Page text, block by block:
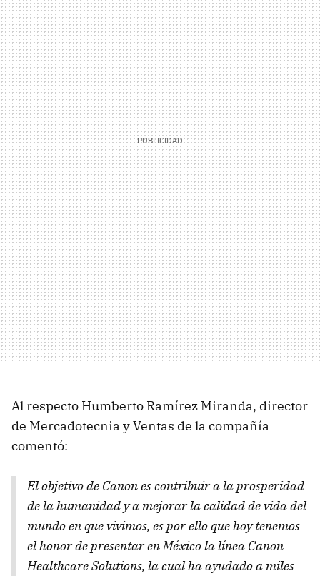
Al respecto Humberto Ramírez Miranda, director
de Mercadotecnia y Ventas de la compañía
comentó:
El objetivo de Canon es contribuir a la prosperidad
de la humanidad y a mejorar la calidad de vida del
mundo en que vivimos, es por ello que hoy tenemos
el honor de presentar en México la línea Canon
Healthcare Solutions, la cual ha ayudado a miles